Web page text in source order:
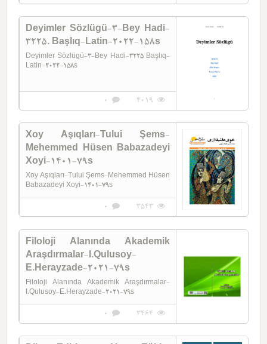
Deyimler Sözlügü-3-Bey Hadi-
3225. Başlıq-Latin-2022-158s
Deyimler Sözlügü-3-Bey Hadi-3225 Başlıq-
Latin-2022-158s
4019
0
Xoy Aşıqları-Tului Şems-
Mehemmed Hüsen Babazadeyi
Xoyi-1401-79s
Xoy Aşıqları-Tului Şems-Mehemmed Hüsen
Babazadeyi Xoyi-1401-79s
3543
0
Filoloji Alanında Akademik
Araşdırmalar-I.Qulusoy-
E.Herayzade-2021-79s
Filoloji Alanında Akademik Araşdırmalar-
I.Qulusoy-E.Herayzade-2021-79s
3464
0